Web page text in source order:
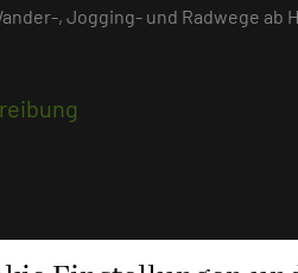
, Jogging- und Radwege ab